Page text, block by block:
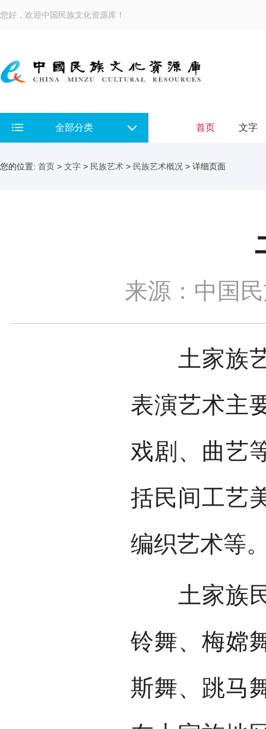
您好，欢迎中国民族文化资源库！
全部分类 首页 文字
您的位置: 首页 > 文字 > 民族艺术 > 民族艺术概况 > 详细页面
来源：中国
土家族艺
表演艺术主
戏剧、曲艺
括民间工艺
编织艺术等
土家族民
铃舞、梅嫦
斯舞、跳马